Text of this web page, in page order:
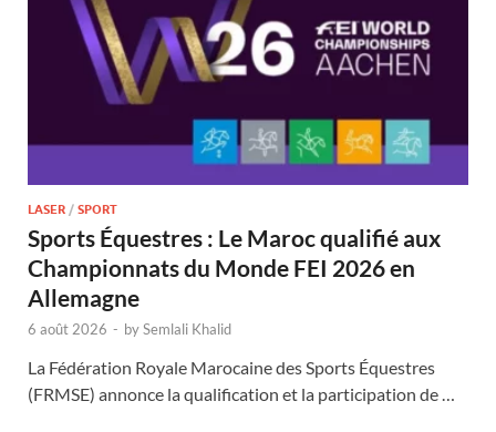
LASER / SPORT
Sports Équestres : Le Maroc qualifié aux
Championnats du Monde FEI 2026 en
Allemagne
6 août 2026 - bySemlali Khalid
La Fédération Royale Marocaine des Sports Équestres
(FRMSE) annonce la qualification et la participation de …